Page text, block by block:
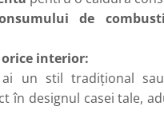
de
interior:
un stil tradițional
în designul casei tale,